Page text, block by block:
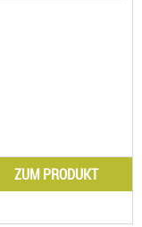
ZUM PRODUKT